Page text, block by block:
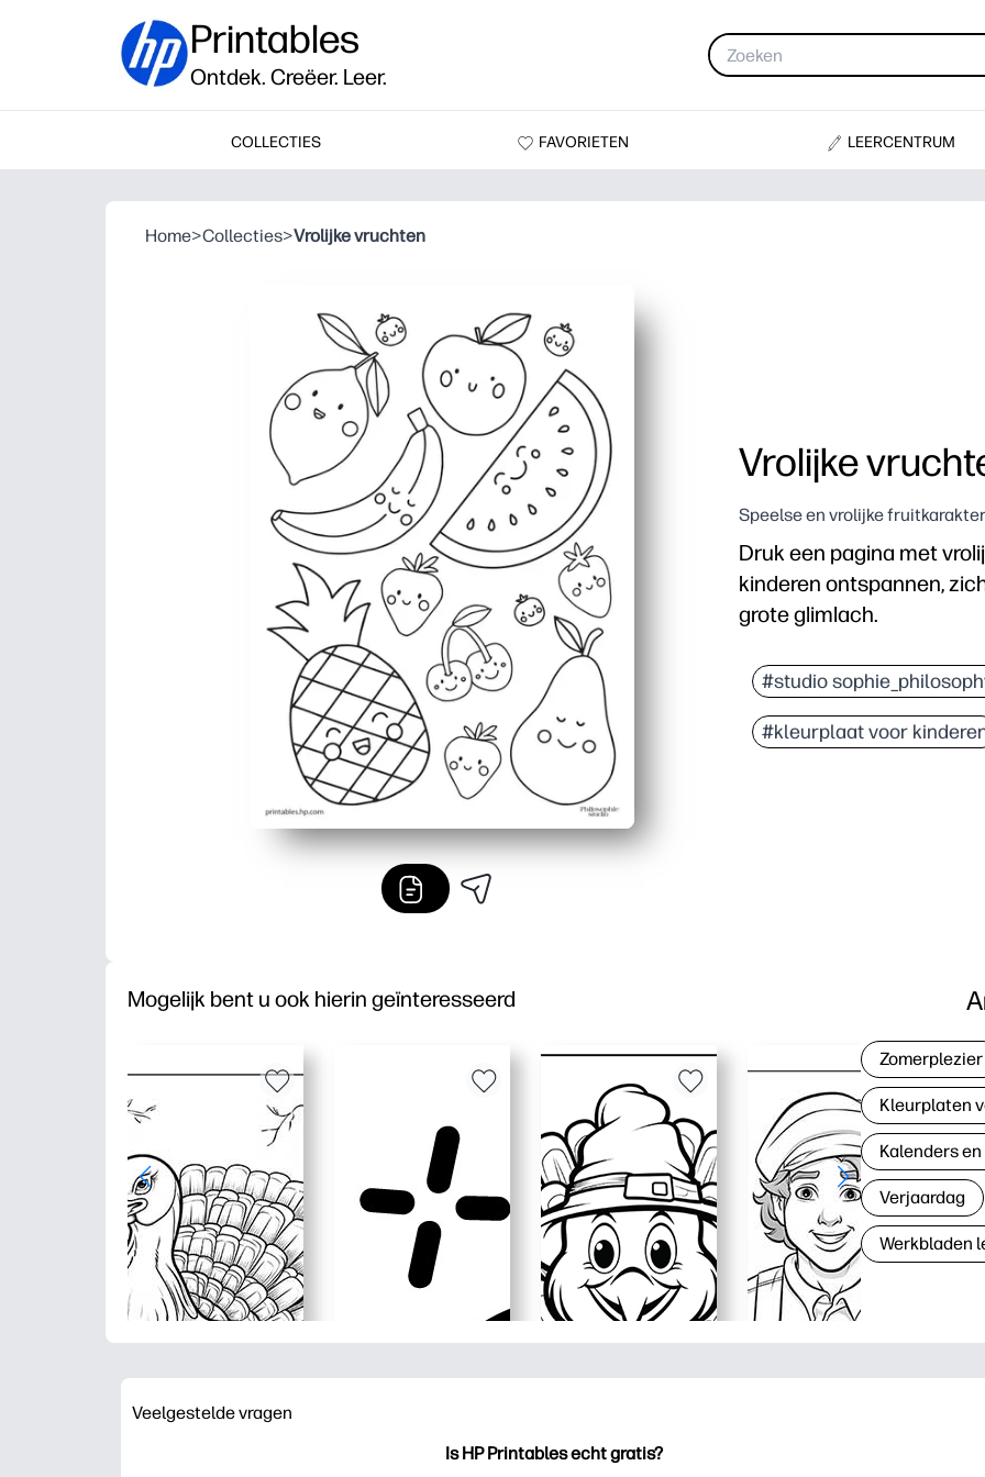
Printables
Ontdek. Creëer. Leer.
COLLECTIES FAVORIETEN LEERCENTRUM
Home>Collecties>Vrolijke vruchten
Vrolijke
Speelse en vrolijke
Druk een pagina met
kinderen ontspannen,
grote glimlach.
Activiteiten zonder
Trekt snel in -
Ontwikkelt
#studio
#kleurplaat voor
Mogelijk bent u ook hierin geïnteresseerd
Zomerplezier
Kleurplaten
Kalenders
Verjaardag
Werkbladen
Veelgestelde vragen
Is HP Printables echt gratis?